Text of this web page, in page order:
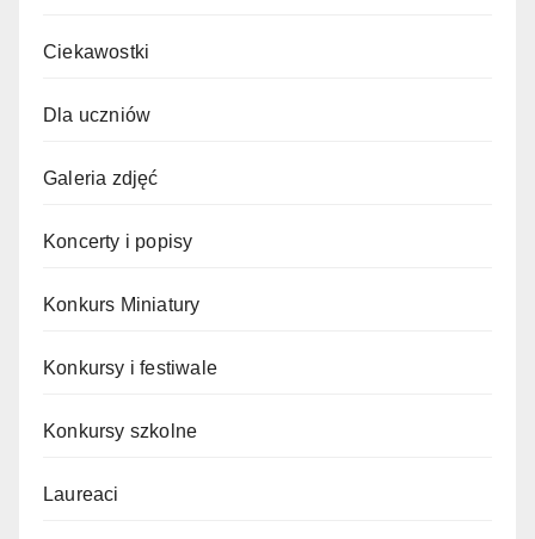
Ciekawostki
Dla uczniów
Galeria zdjęć
Koncerty i popisy
Konkurs Miniatury
Konkursy i festiwale
Konkursy szkolne
Laureaci